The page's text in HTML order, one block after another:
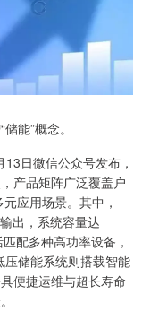
能”概念。
日微信公众号发布，
产品矩阵广泛覆盖户
应用场景。其中，
出，系统容量达
配多种高功率设备，
储能系统则搭载智能
便捷运维与超长寿命